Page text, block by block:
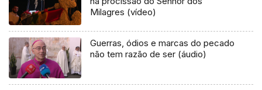
Milagres (vídeo)
Guerras, ódios e marcas do pecado
não tem razão de ser (áudio)